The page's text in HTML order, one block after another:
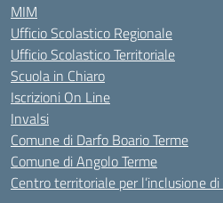
MIM
Ufficio Scolastico Regionale
Ufficio Scolastico Territoriale
Scuola in Chiaro
Iscrizioni On Line
Invalsi
Comune di Darfo Boario Terme
Comune di Angolo Terme
Centro territoriale per l’inclusione